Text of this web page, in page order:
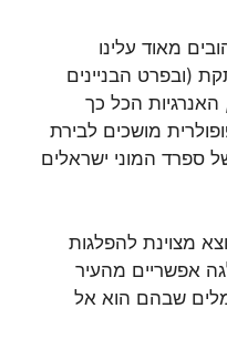
מאוד עלינו
(ובפרט הבניינים
הכל כך
מושכים לבירת
ספרד המוני ישראלים
מצוינת להפלגות
אפשריים מהעיר
שבהם הוא אל